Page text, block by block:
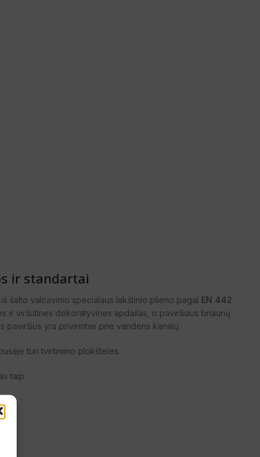
ir standartai
iš šalto valcavimo specialaus lakštinio plieno pagal EN 442
ir viršutines dekoratyvines apdailas, o paviršiaus briaunų
paviršius yra privirintas prie vandens kanalų.
turi tvirtinimo plokšteles.
taip: